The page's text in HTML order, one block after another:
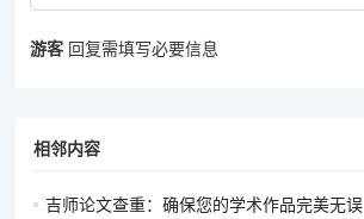
游客 回复需填写必要信息
相邻内容
吉师论文查重：确保您的学术作品完美无误